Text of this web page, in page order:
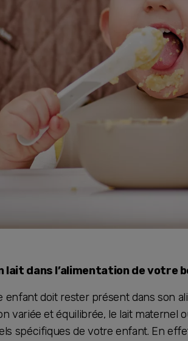
lait dans l’alimentation de votre
doit rester présent dans son
variée et équilibrée, le lait
spécifiques de votre enfant. En